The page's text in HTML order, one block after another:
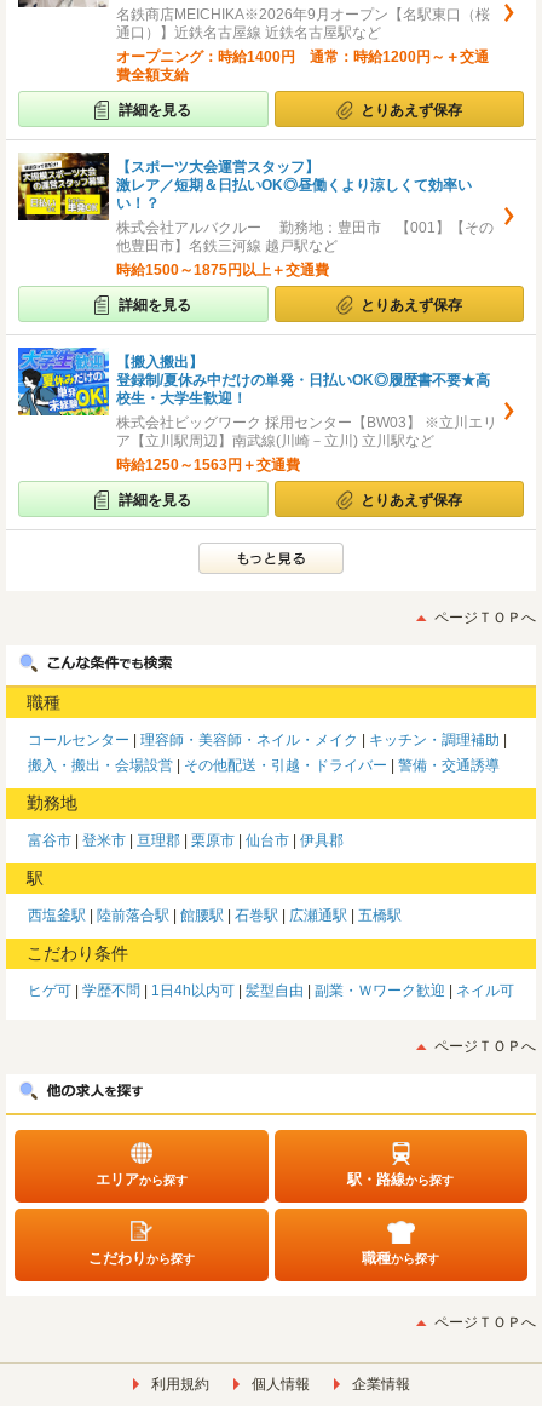
名鉄商店MEICHIKA※2026年9月オープン【名駅東口（桜
通口）】近鉄名古屋線 近鉄名古屋駅など
オープニング：時給1400円 通常：時給1200円～＋交通
費全額支給
詳細を見る とりあえず保存
【スポーツ大会運営スタッフ】
激レア／短期＆日払いOK◎昼働くより涼しくて効率い
い！？
株式会社アルバクルー 勤務地：豊田市 【001】【その
他豊田市】名鉄三河線 越戸駅など
時給1500～1875円以上＋交通費
詳細を見る とりあえず保存
【搬入搬出】
登録制/夏休み中だけの単発・日払いOK◎履歴書不要★高
校生・大学生歓迎！
株式会社ビッグワーク 採用センター【BW03】 ※立川エリ
ア【立川駅周辺】南武線(川崎－立川) 立川駅など
時給1250～1563円＋交通費
詳細を見る とりあえず保存
ページＴＯＰへ
職種
コールセンター 理容師・美容師・ネイル・メイク
キッチン・調理補助
搬入・搬出・会場設営
その他配送・引越・ドライバー 警備・交通誘導
勤務地
富谷市 登米市 亘理郡 栗原市 仙台市 伊具郡
駅
西塩釜駅 陸前落合駅 館腰駅 石巻駅 広瀬通駅 五橋駅
こだわり条件
ヒゲ可 学歴不問 1日4h以内可 髪型自由 副業・Ｗワーク歓迎 ネイル可
ページＴＯＰへ
エリアから探す 駅・路線から探す
こだわりから探す 職種から探す
ページＴＯＰへ
利用規約 個人情報 企業情報